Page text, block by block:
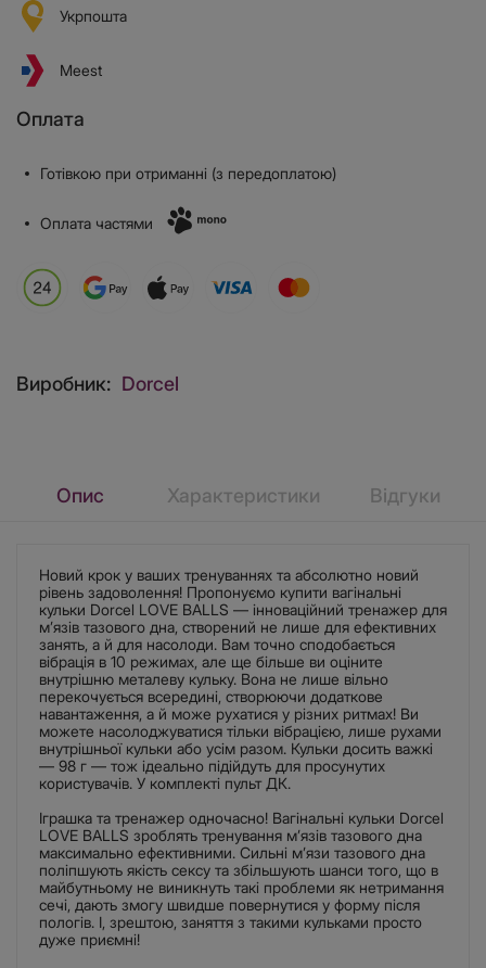
Укрпошта
Meest
Оплата
Готівкою при отриманні (з передоплатою)
Оплата частями
Виробник: Dorcel
Опис Характеристики Відгуки
Новий крок у ваших тренуваннях та абсолютно новий
рівень задоволення! Пропонуємо купити вагінальні
кульки Dorcel LOVE BALLS — інноваційний тренажер для
м’язів тазового дна, створений не лише для ефективних
занять, а й для насолоди. Вам точно сподобається
вібрація в 10 режимах, але ще більше ви оціните
внутрішню металеву кульку. Вона не лише вільно
перекочується всередині, створюючи додаткове
навантаження, а й може рухатися у різних ритмах! Ви
можете насолоджуватися тільки вібрацією, лише рухами
внутрішньої кульки або усім разом. Кульки досить важкі
— 98 г — тож ідеально підійдуть для просунутих
користувачів. У комплекті пульт ДК.
Іграшка та тренажер одночасно! Вагінальні кульки Dorcel
LOVE BALLS зроблять тренування м’язів тазового дна
максимально ефективними. Сильні м’язи тазового дна
поліпшують якість сексу та збільшують шанси того, що в
майбутньому не виникнуть такі проблеми як нетримання
сечі, дають змогу швидше повернутися у форму після
пологів. І, зрештою, заняття з такими кульками просто
дуже приємні!